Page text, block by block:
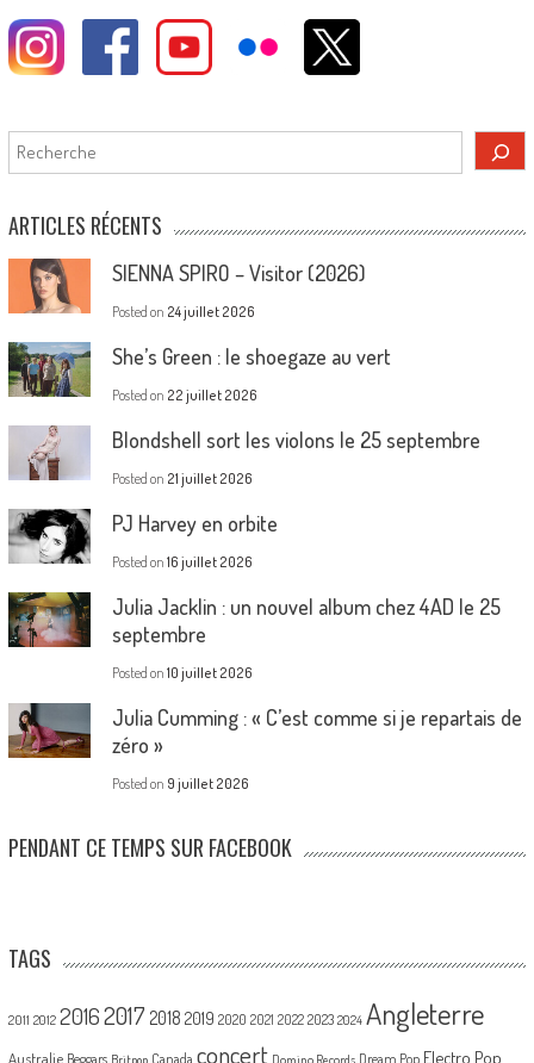
Rechercher
ARTICLES RÉCENTS
SIENNA SPIRO – Visitor (2026)
Posted on 24 juillet 2026
She’s Green : le shoegaze au vert
Posted on 22 juillet 2026
Blondshell sort les violons le 25 septembre
Posted on 21 juillet 2026
PJ Harvey en orbite
Posted on 16 juillet 2026
Julia Jacklin : un nouvel album chez 4AD le 25
septembre
Posted on 10 juillet 2026
Julia Cumming : « C’est comme si je repartais de
zéro »
Posted on 9 juillet 2026
PENDANT CE TEMPS SUR FACEBOOK
TAGS
2011 2012 20162017 2018 2019 2020 2021 2022 2023 2024 Angleterre
Australie Beggars Britpop Canada concert Domino Records Dream Pop Electro Pop